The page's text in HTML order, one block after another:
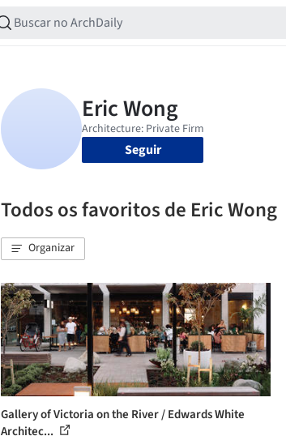
Seguir
Todos os favoritos de Eric Wong
Organizar
Gallery of Victoria on the River / Edwards White
Architec...